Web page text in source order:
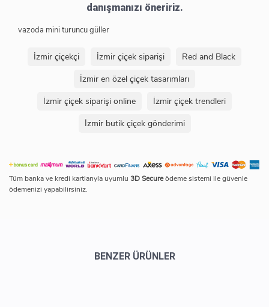
danışmanızı öneririz.
vazoda mini turuncu güller
İzmir çiçekçi İzmir çiçek siparişi
Red and Black
İzmir en özel çiçek tasarımları
İzmir çiçek siparişi online
İzmir çiçek trendleri
İzmir butik çiçek gönderimi
Tüm banka ve kredi kartlarıyla uyumlu 3D Secureödeme sistemi ile güvenle
ödemenizi yapabilirsiniz.
BENZER ÜRÜNLER